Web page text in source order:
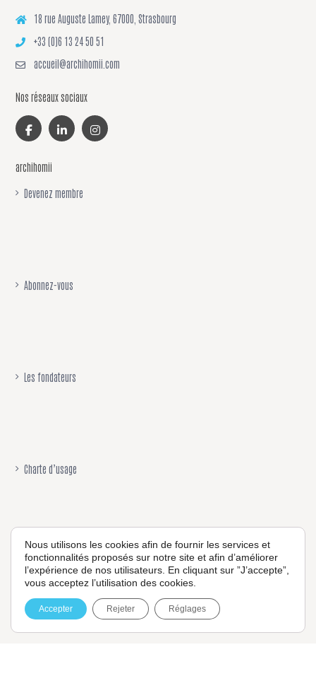
18 rue Auguste Lamey, 67000, Strasbourg
+33 (0)6 13 24 50 51
accueil@archihomii.com
Nos réseaux sociaux
archihomii
Devenez membre
Abonnez-vous
Les fondateurs
Charte d’usage
Mentions légales
Nous utilisons les cookies afin de fournir les services et
fonctionnalités proposés sur notre site et afin d’améliorer
l’expérience de nos utilisateurs. En cliquant sur ”J’accepte”,
vous acceptez l’utilisation des cookies.
Accepter Rejeter Réglages